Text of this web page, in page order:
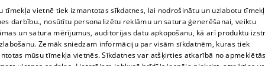
Komentāru pievienošana
TV programma
Līguma noteikumi
tīmekļa vietnē tiek izmantotas sīkdatnes, lai nodrošinātu un uzlabotu
darbību., nosūtītu personalizētu reklāmu un satura ģenerēšanai, veiktu
un satura mērījumus, auditorijas datu apkopošanu, kā arī produktu
Zemāk sniedzam informāciju par visām sīkdatnēm, kuras tiek
mūsu tīmekļa vietnēs. Sīkdatnes var atšķirties atkarībā no